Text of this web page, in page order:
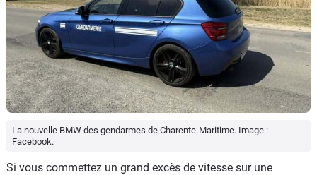
Marques
La nouvelle BMW des gendarmes de Charente-Maritime. Image :
Facebook.
Si vous commettez un grand excès de vitesse sur une